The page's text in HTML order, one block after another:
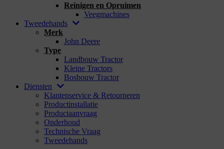
Reinigen en Opruimen
Veegmachines
Tweedehands
Merk
John Deere
Type
Landbouw Tractor
Kleine Tractors
Bosbouw Tractor
Diensten
Klantenservice & Retourneren
Productinstallatie
Productaanvraag
Onderhoud
Technische Vraag
Tweedehands